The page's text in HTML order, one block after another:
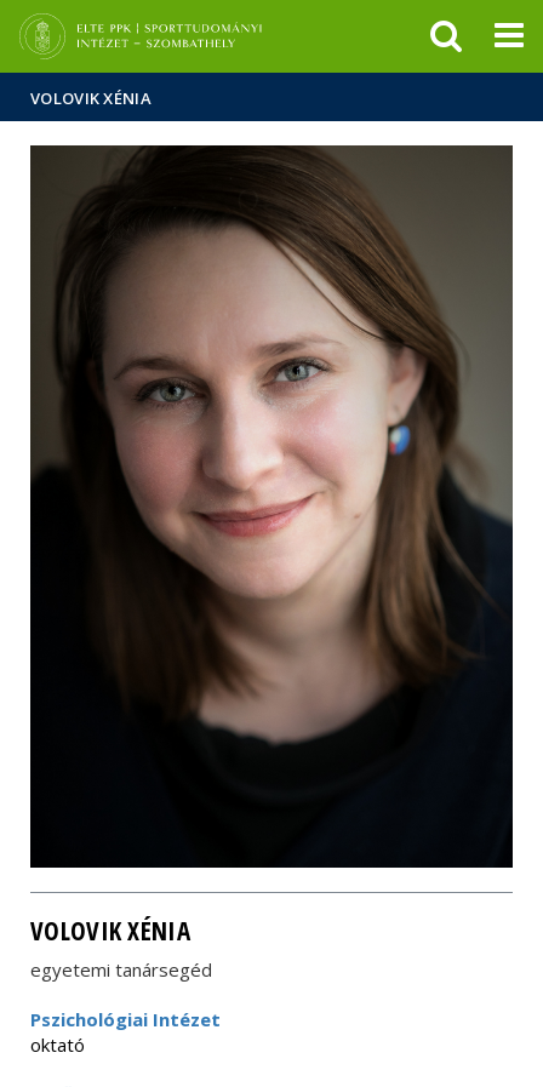
Hírek
Események
ELTE a
sajtóban
VOLOVIK XÉNIA
VOLOVIK XÉNIA
egyetemi tanársegéd
Pszichológiai Intézet
oktató